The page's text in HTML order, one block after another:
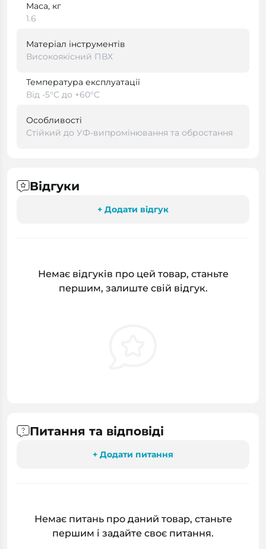
Маса, кг
1.6
Матеріал інструментів
Високоякісний ПВХ
Температура експлуатації
Від -5°C до +60°C
Особливості
Стійкий до УФ-випромінювання та обростання
Відгуки
+ Додати відгук
Немає відгуків про цей товар, станьте
першим, залиште свій відгук.
Питання та відповіді
+ Додати питання
Немає питань про даний товар, станьте
першим і задайте своє питання.